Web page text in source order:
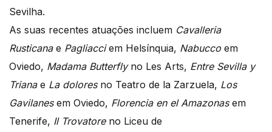
Sevilha.
As suas recentes atuações incluem Cavalleria
Rusticanae Pagliacciem Helsínquia, Nabucco em
Oviedo, Madama Butterflyno Les Arts, Entre Sevilla y
Trianae La doloresno Teatro de la Zarzuela, Los
Gavilanesem Oviedo, Florencia en el Amazonasem
Tenerife, Il Trovatoreno Liceu de